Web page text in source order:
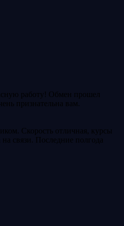
работу! Обмен прошел
признательна вам.
Скорость отличная, курсы
связи. Последние полгода